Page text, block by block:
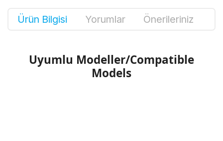
Ürün Bilgisi Yorumlar Önerileriniz
Uyumlu Modeller/Compatible
Models